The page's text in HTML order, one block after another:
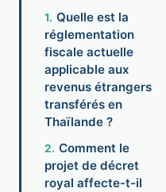
Quelle est la
réglementation
fiscale actuelle
applicable aux
revenus étrangers
transférés en
Thaïlande ?
Comment le
projet de décret
royal affecte-t-il